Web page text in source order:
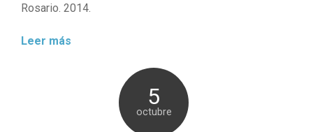
Rosario. 2014.
Leer más
5
octubre